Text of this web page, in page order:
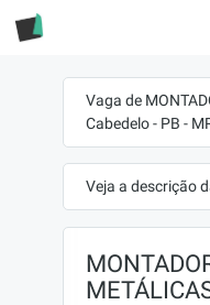
Vaga de
Cabedelo - PB -
Veja a descrição